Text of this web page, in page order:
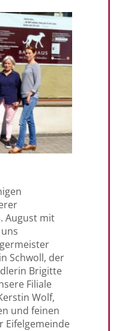
August mit
Schwoll, der
Brigitte
Filiale
Wolf,
und feinen
Eifelgemeinde